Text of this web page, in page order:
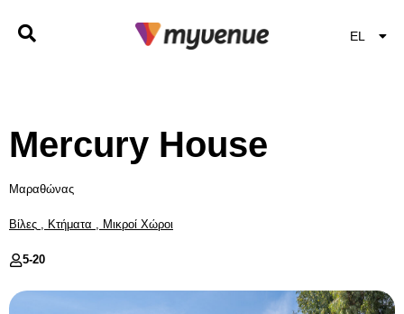
EL
EN
Mercury House
Μαραθώνας
Βίλες , Κτήματα , Μικροί Χώροι
5-20